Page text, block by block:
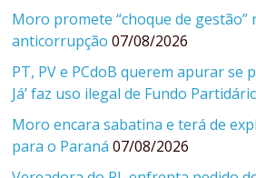
Moro promete “choque de gestão”
anticorrupção 07/08/2026
PT, PV e PCdoB querem apurar se
Já’ faz uso ilegal de Fundo
Moro encara sabatina e terá de
para o Paraná 07/08/2026